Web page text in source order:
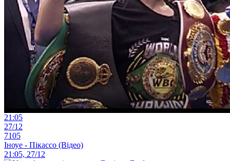
21:05
27/12
7105
Іноуе - Пікассо (Відео)
21:05, 27/12